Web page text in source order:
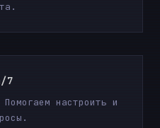
7
настроить и